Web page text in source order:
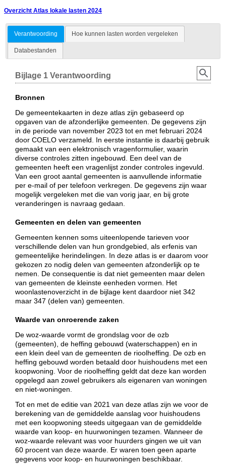
Overzicht Atlas lokale lasten 2024
Verantwoording Hoe kunnen lasten worden vergeleken
Databestanden
Bijlage 1 Verantwoording
Bronnen
De gemeentekaarten in deze atlas zijn gebaseerd op
opgaven van de afzonderlijke gemeenten. De gegevens zijn
in de periode van november 2023 tot en met februari 2024
door COELO verzameld. In eerste instantie is daarbij gebruik
gemaakt van een elektronisch vragenformulier, waarin
diverse controles zitten ingebouwd. Een deel van de
gemeenten heeft een vragenlijst zonder controles ingevuld.
Van een groot aantal gemeenten is aanvullende informatie
per e-mail of per telefoon verkregen. De gegevens zijn waar
mogelijk vergeleken met die van vorig jaar, en bij grote
veranderingen is navraag gedaan.
Gemeenten en delen van gemeenten
Gemeenten kennen soms uiteenlopende tarieven voor
verschillende delen van hun grondgebied, als erfenis van
gemeentelijke herindelingen. In deze atlas is er daarom voor
gekozen zo nodig delen van gemeenten afzonderlijk op te
nemen. De consequentie is dat niet gemeenten maar delen
van gemeenten de kleinste eenheden vormen. Het
woonlastenoverzicht in de bijlage kent daardoor niet 342
maar 347 (delen van) gemeenten.
Waarde van onroerende zaken
De woz-waarde vormt de grondslag voor de ozb
(gemeenten), de heffing gebouwd (waterschappen) en in
een klein deel van de gemeenten de rioolheffing. De ozb en
heffing gebouwd worden betaald door huishoudens met een
koopwoning. Voor de rioolheffing geldt dat deze kan worden
opgelegd aan zowel gebruikers als eigenaren van woningen
en niet-woningen.
Tot en met de editie van 2021 van deze atlas zijn we voor de
berekening van de gemiddelde aanslag voor huishoudens
met een koopwoning steeds uitgegaan van de gemiddelde
waarde van koop- en huurwoningen tezamen. Wanneer de
woz-waarde relevant was voor huurders gingen we uit van
60 procent van deze waarde. Er waren toen geen aparte
gegevens voor koop- en huurwoningen beschikbaar.